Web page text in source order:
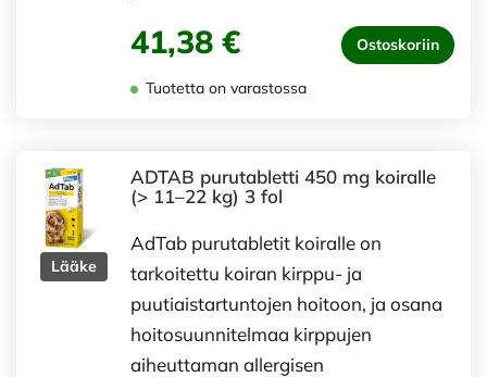
41,38 € Ostoskoriin
Tuotetta on varastossa
Lääke
ADTAB purutabletti 450 mg koiralle
(> 11–22 kg) 3 fol
AdTab purutabletit koiralle on
tarkoitettu koiran kirppu- ja
puutiaistartuntojen hoitoon, ja osana
hoitosuunnitelmaa kirppujen
aiheuttaman allergisen